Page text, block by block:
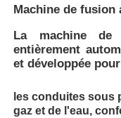
Machine de fusion
La machine
entièrement
et développée
les conduites sous
gaz et de l'eau,